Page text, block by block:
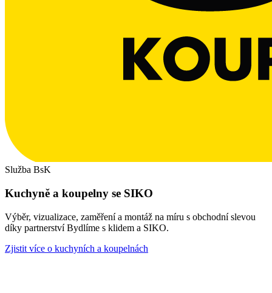
Služba BsK
Kuchyně a koupelny se SIKO
Výběr, vizualizace, zaměření a montáž na míru s obchodní slevou
díky partnerství Bydlíme s klidem a SIKO.
Zjistit více o kuchyních a koupelnách